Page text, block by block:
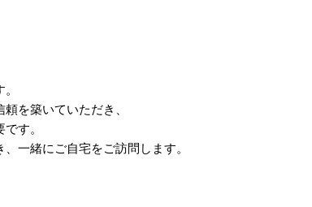
を築いていただき、
す。
一緒にご自宅をご訪問します。